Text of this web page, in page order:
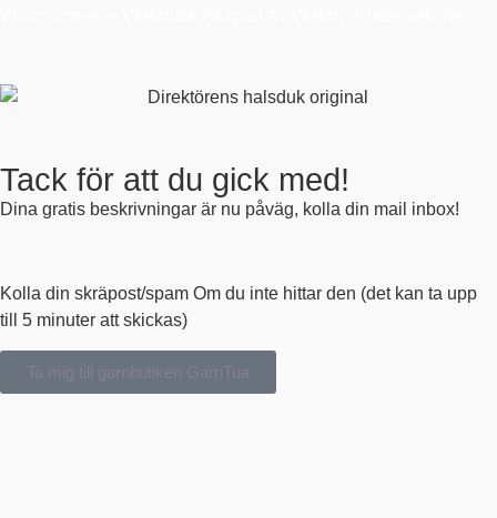
Tack för att du gick med!
Dina gratis beskrivningar är nu påväg, kolla din mail inbox!
Kolla din skräpost/spam Om du inte hittar den (det kan ta upp
till 5 minuter att skickas)
Ta mig till garnbutiken GarnTua